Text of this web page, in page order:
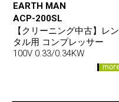
EARTH MAN
ACP-200SL
【クリーニング中古】レン
タル用 コンプレッサー
100V 0.33/0.34KW